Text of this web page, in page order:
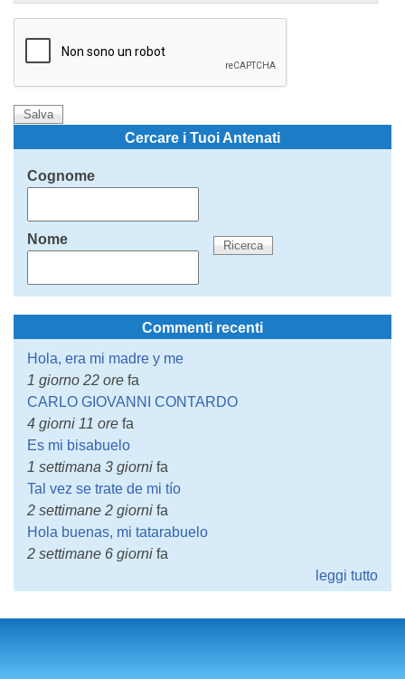
Cercare i Tuoi Antenati
Cognome
Nome
Commenti recenti
Hola, era mi madre y me
1 giorno 22 ore fa
CARLO GIOVANNI CONTARDO
4 giorni 11 ore fa
Es mi bisabuelo
1 settimana 3 giorni fa
Tal vez se trate de mi tío
2 settimane 2 giorni fa
Hola buenas, mi tatarabuelo
2 settimane 6 giorni fa
leggi tutto